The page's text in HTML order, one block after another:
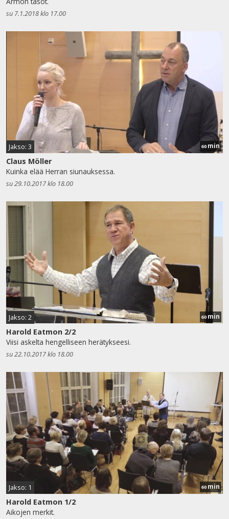
su 7.1.2018 klo 17.00
Jakso: 3 60 min
Claus Möller
Kuinka elää Herran siunauksessa.
su 29.10.2017 klo 18.00
Jakso: 2 60 min
Harold Eatmon 2/2
Viisi askelta hengelliseen herätykseesi.
su 22.10.2017 klo 18.00
Jakso: 1 60 min
Harold Eatmon 1/2
Aikojen merkit.